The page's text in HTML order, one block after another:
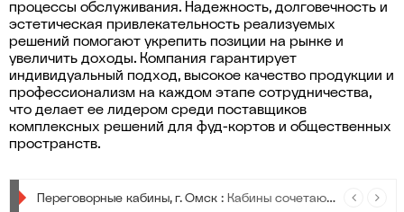
процессы обслуживания. Надежность, долговечность и
эстетическая привлекательность реализуемых
решений помогают укрепить позиции на рынке и
увеличить доходы. Компания гарантирует
индивидуальный подход, высокое качество продукции и
профессионализм на каждом этапе сотрудничества,
что делает ее лидером среди поставщиков
комплексных решений для фуд-кортов и общественных
пространств.
Урны для мусора :
Переговорные кабины, г. Омск : Кабины сочетают в себе современный дизайн, передовые технологии и максимальную функциональность.